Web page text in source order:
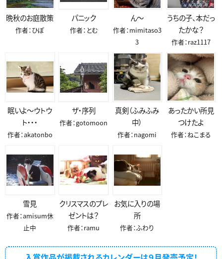
晩秋のお庭散策
作者：ひぽ
パニック
作者：とむ
ん～
作者：mimitaso3
3
うちの子、本だっ
たかな？
作者：raz1117
眠いよ～ウトウ
ト・・・
作者：akatonbo
ザ・序列
作者：gotomoon
真剣（ふみふみ
中）
作者：nagomi
あったかい所見
つけたよ
作者：ねこまる
雪見
作者：amisum休
止中
クリスマスのプレ
ゼントは？
作者：ramu
お気に入りの場
所
作者：ふわり